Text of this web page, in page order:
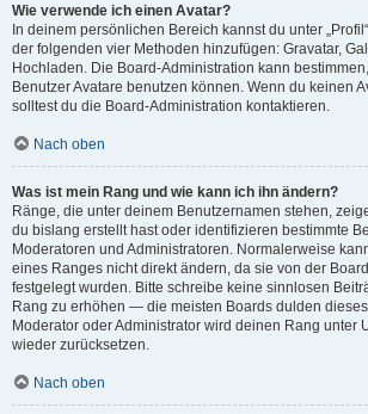
Wie verwende ich einen Avatar?
In deinem persönlichen Bereich kannst du unter
der folgenden vier Methoden hinzufügen: Gravatar,
Hochladen. Die Board-Administration kann
Benutzer Avatare benutzen können. Wenn du keinen
solltest du die Board-Administration kontaktieren.
Nach oben
Was ist mein Rang und wie kann ich ihn ändern?
Ränge, die unter deinem Benutzernamen stehen,
du bislang erstellt hast oder identifizieren bestimmte
Moderatoren und Administratoren. Normalerweise
eines Ranges nicht direkt ändern, da sie von der
festgelegt wurden. Bitte schreibe keine sinnlosen
Rang zu erhöhen — die meisten Boards dulden
Moderator oder Administrator wird deinen Rang unter
wieder zurücksetzen.
Nach oben